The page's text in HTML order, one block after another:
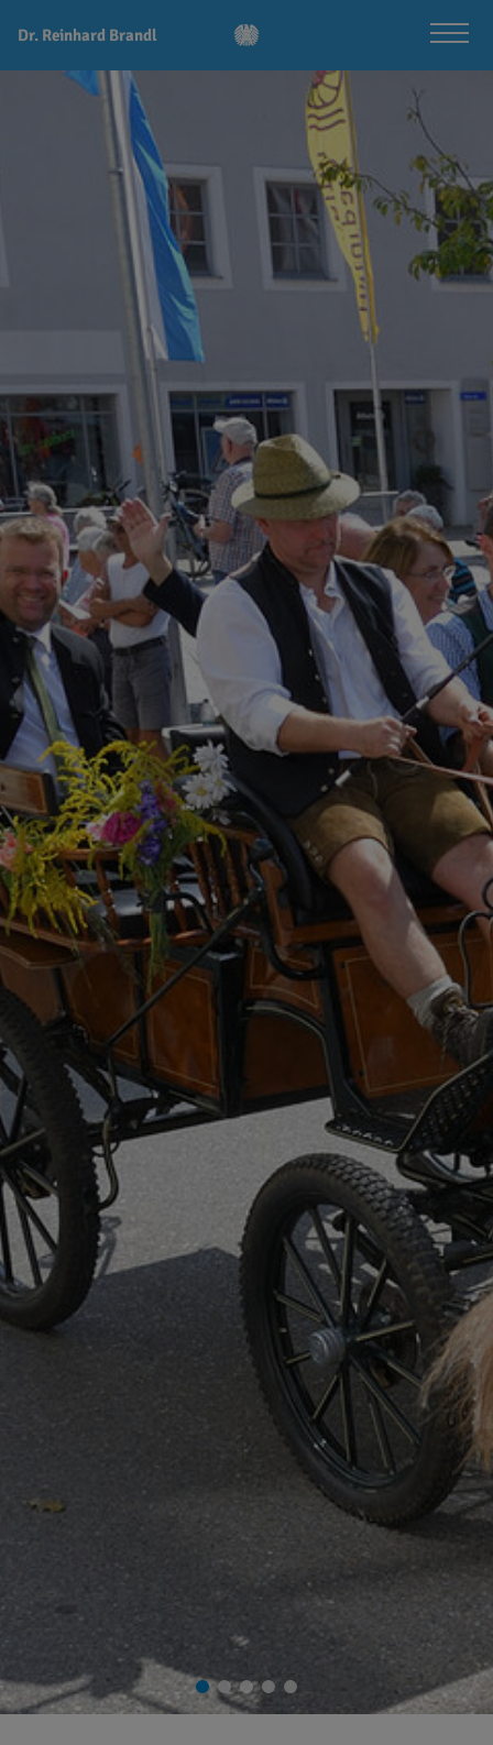
Dr. Reinhard Brandl